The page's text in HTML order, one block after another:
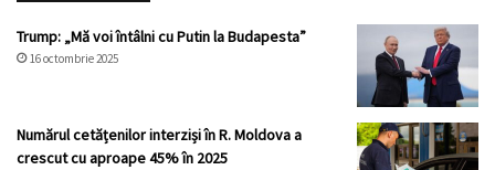
Trump: „Mă voi întâlni cu Putin la Budapesta”
16 octombrie 2025
Numărul cetățenilor interziși în R. Moldova a
crescut cu aproape 45% în 2025